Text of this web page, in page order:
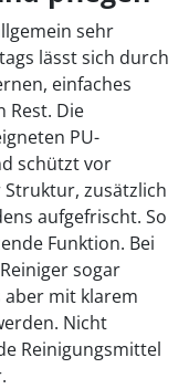
sehr
lässt sich durch
einfaches
Rest. Die
PU-
schützt vor
zusätzlich
aufgefrischt. So
Funktion. Bei
sogar
mit klarem
Nicht
Reinigungsmittel